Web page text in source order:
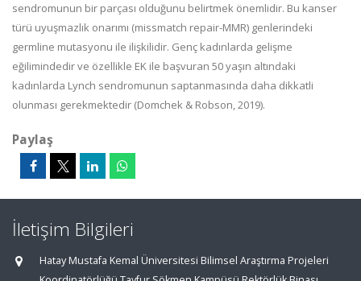
sendromunun bir parçası olduğunu belirtmek önemlidir. Bu kanser
türü uyuşmazlık onarımı (missmatch repair-MMR) genlerindeki
germline mutasyonu ile ilişkilidir. Genç kadınlarda gelişme
eğilimindedir ve özellikle EK ile başvuran 50 yaşın altındaki
kadınlarda Lynch sendromunun saptanmasında daha dikkatli
olunması gerekmektedir (Domchek & Robson, 2019).
Paylaş
İletişim Bilgileri
Hatay Mustafa Kemal Üniversitesi Bilimsel Araştırma Projeleri